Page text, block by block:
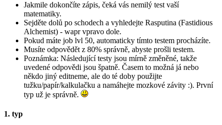
Jakmile dokončíte zápis, čeká vás nemilý test vaší
matematiky.
Sejděte dolů po schodech a vyhledejte Rasputina (Fastidious
Alchemist) - wapr vpravo dole.
Pokud máte job lvl 50, automaticky tímto testem procházíte.
Musíte odpovědět z 80% správně, abyste prošli testem.
Poznámka: Následující testy jsou mírně změněné, takže
uvedené odpovědi jsou špatně. Časem to možná já nebo
někdo jiný editneme, ale do té doby použijte
tužku/papír/kalkulačku a namáhejte mozkové závity :). První
typ už je správně.
1. typ